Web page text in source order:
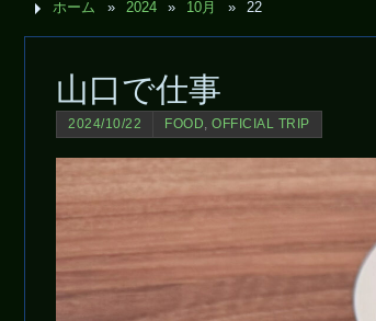
ホーム » 2024 » 10月 » 22
山口で仕事
2024/10/22 FOOD, OFFICIAL TRIP